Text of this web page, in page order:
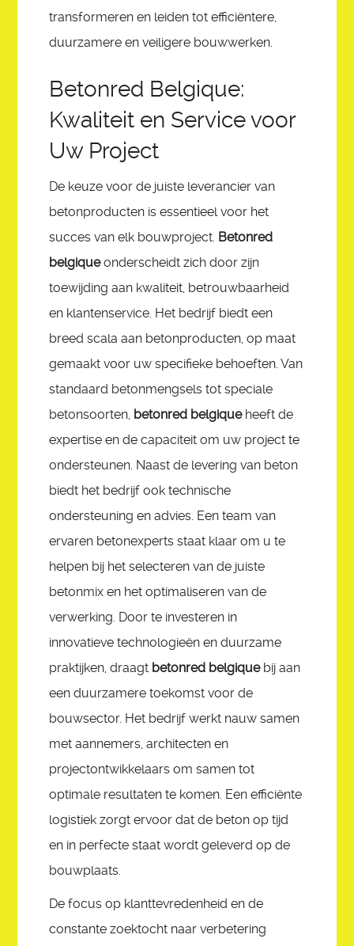
transformeren en leiden tot efficiëntere,
duurzamere en veiligere bouwwerken.
Betonred Belgique:
Kwaliteit en Service voor
Uw Project
De keuze voor de juiste leverancier van
betonproducten is essentieel voor het
succes van elk bouwproject. Betonred
belgiqueonderscheidt zich door zijn
toewijding aan kwaliteit, betrouwbaarheid
en klantenservice. Het bedrijf biedt een
breed scala aan betonproducten, op maat
gemaakt voor uw specifieke behoeften. Van
standaard betonmengsels tot speciale
betonsoorten, betonred belgiqueheeft de
expertise en de capaciteit om uw project te
ondersteunen. Naast de levering van beton
biedt het bedrijf ook technische
ondersteuning en advies. Een team van
ervaren betonexperts staat klaar om u te
helpen bij het selecteren van de juiste
betonmix en het optimaliseren van de
verwerking. Door te investeren in
innovatieve technologieën en duurzame
praktijken, draagt betonred belgiquebij aan
een duurzamere toekomst voor de
bouwsector. Het bedrijf werkt nauw samen
met aannemers, architecten en
projectontwikkelaars om samen tot
optimale resultaten te komen. Een efficiënte
logistiek zorgt ervoor dat de beton op tijd
en in perfecte staat wordt geleverd op de
bouwplaats.
De focus op klanttevredenheid en de
constante zoektocht naar verbetering